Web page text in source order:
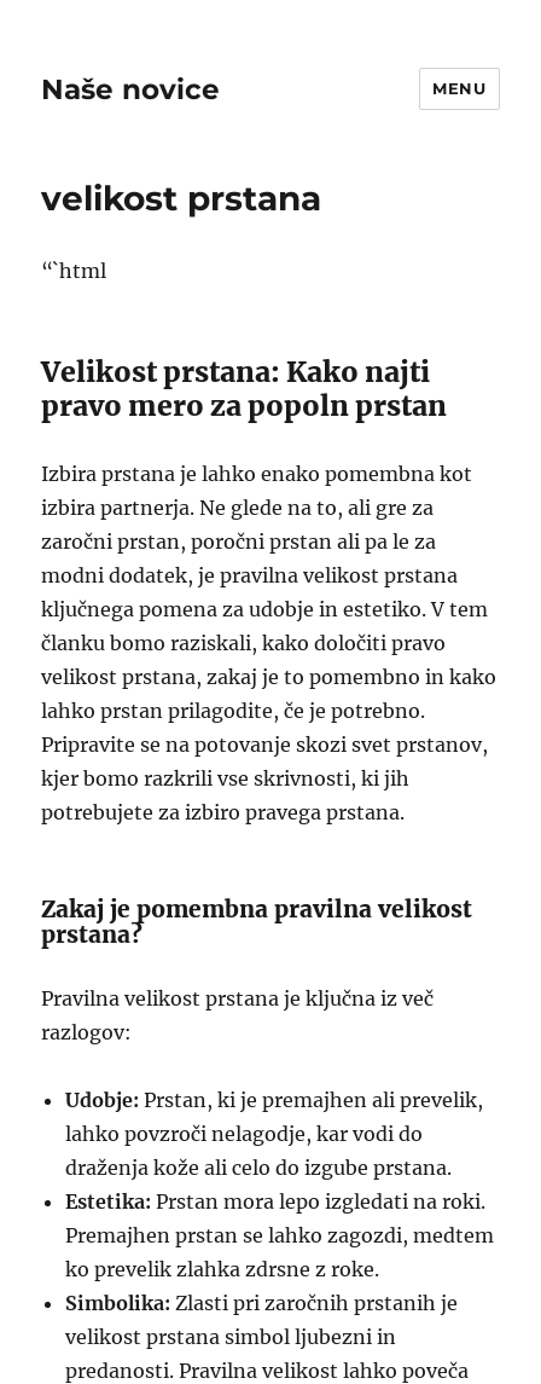
Naše novice MENU
velikost prstana
“`html
Velikost prstana: Kako najti
pravo mero za popoln prstan
Izbira prstana je lahko enako pomembna kot
izbira partnerja. Ne glede na to, ali gre za
zaročni prstan, poročni prstan ali pa le za
modni dodatek, je pravilna velikost prstana
ključnega pomena za udobje in estetiko. V tem
članku bomo raziskali, kako določiti pravo
velikost prstana, zakaj je to pomembno in kako
lahko prstan prilagodite, če je potrebno.
Pripravite se na potovanje skozi svet prstanov,
kjer bomo razkrili vse skrivnosti, ki jih
potrebujete za izbiro pravega prstana.
Zakaj je pomembna pravilna velikost
prstana?
Pravilna velikost prstana je ključna iz več
razlogov:
Udobje: Prstan, ki je premajhen ali prevelik,
lahko povzroči nelagodje, kar vodi do
draženja kože ali celo do izgube prstana.
Estetika: Prstan mora lepo izgledati na roki.
Premajhen prstan se lahko zagozdi, medtem
ko prevelik zlahka zdrsne z roke.
Simbolika: Zlasti pri zaročnih prstanih je
velikost prstana simbol ljubezni in
predanosti. Pravilna velikost lahko poveča